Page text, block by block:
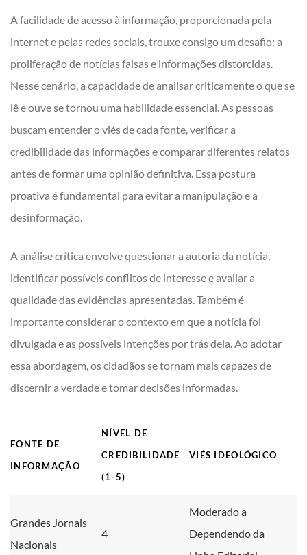
A facilidade de acesso à informação, proporcionada pela
internet e pelas redes sociais, trouxe consigo um desafio: a
proliferação de notícias falsas e informações distorcidas.
Nesse cenário, a capacidade de analisar criticamente o que se
lê e ouve se tornou uma habilidade essencial. As pessoas
buscam entender o viés de cada fonte, verificar a
credibilidade das informações e comparar diferentes relatos
antes de formar uma opinião definitiva. Essa postura
proativa é fundamental para evitar a manipulação e a
desinformação.
A análise crítica envolve questionar a autoria da notícia,
identificar possíveis conflitos de interesse e avaliar a
qualidade das evidências apresentadas. Também é
importante considerar o contexto em que a notícia foi
divulgada e as possíveis intenções por trás dela. Ao adotar
essa abordagem, os cidadãos se tornam mais capazes de
discernir a verdade e tomar decisões informadas.
FONTE DE
INFORMAÇÃO
NÍVEL DE
CREDIBILIDADE
(1-5)
VIÉS IDEOLÓGICO
Grandes Jornais
Nacionais
4
Moderado a
Dependendo da